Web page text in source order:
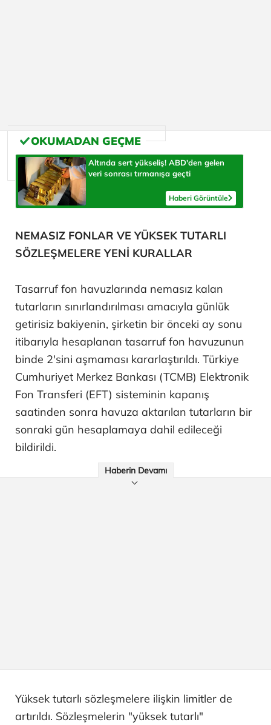
Altında sert yükseliş! ABD'den gelen
veri sonrası tırmanışa geçti
Haberi Görüntüle
NEMASIZ FONLAR VE YÜKSEK TUTARLI
SÖZLEŞMELERE YENİ KURALLAR
Tasarruf fon havuzlarında nemasız kalan
tutarların sınırlandırılması amacıyla günlük
getirisiz bakiyenin, şirketin bir önceki ay sonu
itibarıyla hesaplanan tasarruf fon havuzunun
binde 2'sini aşmaması kararlaştırıldı. Türkiye
Cumhuriyet Merkez Bankası (TCMB) Elektronik
Fon Transferi (EFT) sisteminin kapanış
saatinden sonra havuza aktarılan tutarların bir
sonraki gün hesaplamaya dahil edileceği
bildirildi.
Haberin Devamı
Yüksek tutarlı sözleşmelere ilişkin limitler de
artırıldı. Sözleşmelerin "yüksek tutarlı"